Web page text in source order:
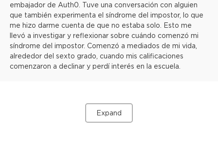
embajador de Auth0. Tuve una conversación con alguien
que también experimenta el síndrome del impostor, lo que
me hizo darme cuenta de que no estaba solo. Esto me
llevó a investigar y reflexionar sobre cuándo comenzó mi
síndrome del impostor. Comenzó a mediados de mi vida,
alrededor del sexto grado, cuando mis calificaciones
comenzaron a declinar y perdí interés en la escuela.
Expand